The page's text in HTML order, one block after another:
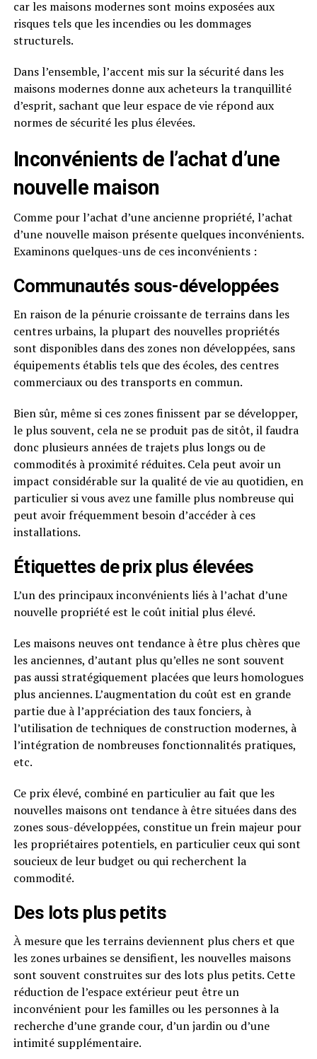
car les maisons modernes sont moins exposées aux
risques tels que les incendies ou les dommages
structurels.
Dans l’ensemble, l’accent mis sur la sécurité dans les
maisons modernes donne aux acheteurs la tranquillité
d’esprit, sachant que leur espace de vie répond aux
normes de sécurité les plus élevées.
Inconvénients de l’achat d’une
nouvelle maison
Comme pour l’achat d’une ancienne propriété, l’achat
d’une nouvelle maison présente quelques inconvénients.
Examinons quelques-uns de ces inconvénients :
Communautés sous-développées
En raison de la pénurie croissante de terrains dans les
centres urbains, la plupart des nouvelles propriétés
sont disponibles dans des zones non développées, sans
équipements établis tels que des écoles, des centres
commerciaux ou des transports en commun.
Bien sûr, même si ces zones finissent par se développer,
le plus souvent, cela ne se produit pas de sitôt, il faudra
donc plusieurs années de trajets plus longs ou de
commodités à proximité réduites. Cela peut avoir un
impact considérable sur la qualité de vie au quotidien, en
particulier si vous avez une famille plus nombreuse qui
peut avoir fréquemment besoin d’accéder à ces
installations.
Étiquettes de prix plus élevées
L’un des principaux inconvénients liés à l’achat d’une
nouvelle propriété est le coût initial plus élevé.
Les maisons neuves ont tendance à être plus chères que
les anciennes, d’autant plus qu’elles ne sont souvent
pas aussi stratégiquement placées que leurs homologues
plus anciennes. L’augmentation du coût est en grande
partie due à l’appréciation des taux fonciers, à
l’utilisation de techniques de construction modernes, à
l’intégration de nombreuses fonctionnalités pratiques,
etc.
Ce prix élevé, combiné en particulier au fait que les
nouvelles maisons ont tendance à être situées dans des
zones sous-développées, constitue un frein majeur pour
les propriétaires potentiels, en particulier ceux qui sont
soucieux de leur budget ou qui recherchent la
commodité.
Des lots plus petits
À mesure que les terrains deviennent plus chers et que
les zones urbaines se densifient, les nouvelles maisons
sont souvent construites sur des lots plus petits. Cette
réduction de l’espace extérieur peut être un
inconvénient pour les familles ou les personnes à la
recherche d’une grande cour, d’un jardin ou d’une
intimité supplémentaire.